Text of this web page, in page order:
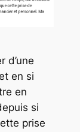
d’une
en si
en
si
prise